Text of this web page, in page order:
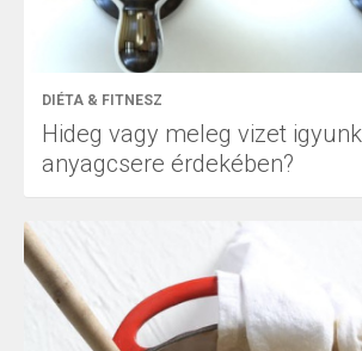
DIÉTA & FITNESZ
Hideg vagy meleg vizet
anyagcsere érdekében?